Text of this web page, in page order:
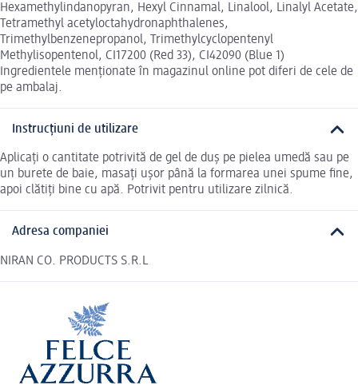
Hexamethylindanopyran, Hexyl Cinnamal, Linalool, Linalyl Acetate,
Tetramethyl acetyloctahydronaphthalenes,
Trimethylbenzenepropanol, Trimethylcyclopentenyl
Methylisopentenol, CI17200 (Red 33), CI42090 (Blue 1)
Ingredientele menționate în magazinul online pot diferi de cele de
pe ambalaj.
Instrucțiuni de utilizare
Aplicați o cantitate potrivită de gel de duș pe pielea umedă sau pe
un burete de baie, masați ușor până la formarea unei spume fine,
apoi clătiți bine cu apă. Potrivit pentru utilizare zilnică.
Adresa companiei
NIRAN CO. PRODUCTS S.R.L